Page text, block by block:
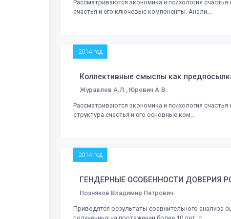
Рассматриваются экономика и психология
счастья и его ключевые компоненты. Анали...
2014 год
Коллективные смыслы как
Журавлев А.Л., Юревич А.В.
Рассматриваются экономика и психология
структура счастья и его основные ком...
2014 год
ГЕНДЕРНЫЕ ОСОБЕННОСТИ ДОВЕРИЯ
Позняков Владимир Петрович
Приводятся результаты сравнительного анализа